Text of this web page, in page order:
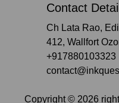
Contact
Ch Lata Rao,
412, Wallfort
+917880103323
Copyright © 2026